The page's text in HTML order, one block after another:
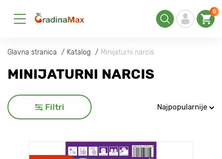
0
Glavna stranica Katalog Minijaturni narcis
MINIJATURNI NARCIS
Filtri Najpopularnije